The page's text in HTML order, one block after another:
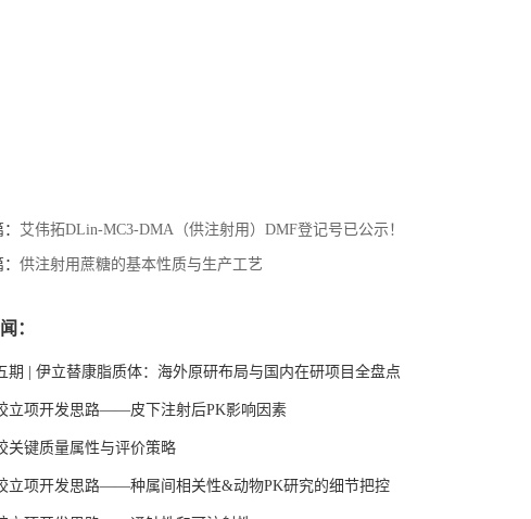
艾伟拓DLin-MC3-DMA（供注射用）DMF登记号已公示！
供注射用蔗糖的基本性质与生产工艺
：
期 | 伊立替康脂质体：海外原研布局与国内在研项目全盘点
立项开发思路——皮下注射后PK影响因素
关键质量属性与评价策略
立项开发思路——种属间相关性&动物PK研究的细节把控